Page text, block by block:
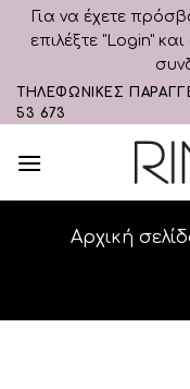
Για να έχετε
επιλέξτε "Login"
Skip
to
ΤΗΛΕΦΩΝΙΚΕΣ
53 673
Αρχική